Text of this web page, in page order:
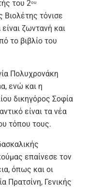
του 2ου
Βιολέτης τόνισε
ζωντανή και
το βιβλίο του
Πολυχρονάκη
ενώ και η
δικηγόρος Σοφία
είναι τα νέα
τόπου τους.
επαίνεσε τον
όπως και οι
Πρατσίνη, Γενικής